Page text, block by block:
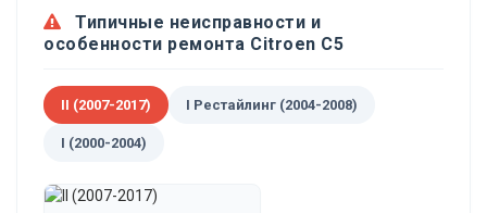
Типичные неисправности и
особенности ремонта Citroen C5
II (2007-2017) I Рестайлинг (2004-2008)
I (2000-2004)